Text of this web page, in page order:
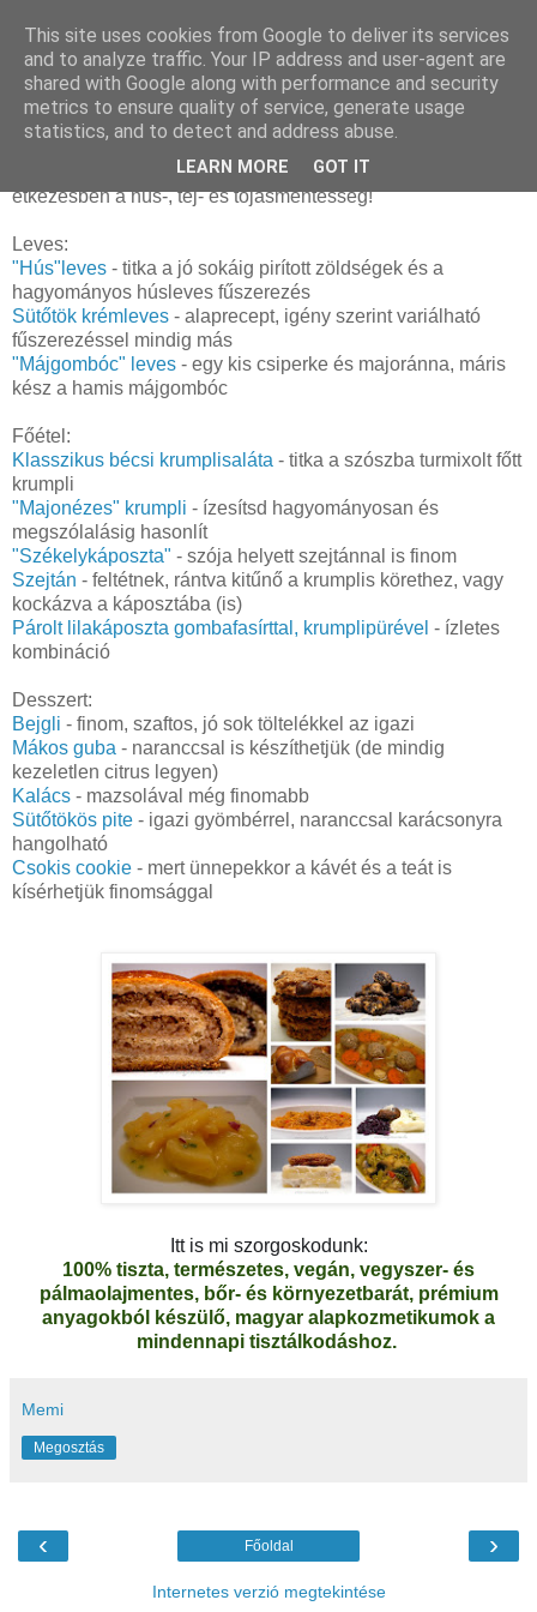
kedd, december 11, 2018
Karácsonyi menü - vegán
Akkor is érdemes kipróbálni néhány fogást, ha nem cél az
étkezésben a hús-, tej- és tojásmentesség!
Leves:
"Hús"leves - titka a jó sokáig pirított zöldségek és a
hagyományos húsleves fűszerezés
Sütőtök krémleves - alaprecept, igény szerint variálható
fűszerezéssel mindig más
"Májgombóc" leves - egy kis csiperke és majoránna, máris
kész a hamis májgombóc
Főétel:
Klasszikus bécsi krumplisaláta - titka a szószba turmixolt főtt
krumpli
"Majonézes" krumpli - ízesítsd hagyományosan és
megszólalásig hasonlít
"Székelykáposzta" - szója helyett szejtánnal is finom
Szejtán - feltétnek, rántva kitűnő a krumplis körethez, vagy
kockázva a káposztába (is)
Párolt lilakáposzta gombafasírttal, krumplipürével - ízletes
kombináció
Desszert:
Bejgli - finom, szaftos, jó sok töltelékkel az igazi
Mákos guba - naranccsal is készíthetjük (de mindig
kezeletlen citrus legyen)
Kalács - mazsolával még finomabb
Sütőtökös pite - igazi gyömbérrel, naranccsal karácsonyra
hangolható
Csokis cookie - mert ünnepekkor a kávét és a teát is
kísérhetjük finomsággal
Itt is mi szorgoskodunk:
100% tiszta, természetes, vegán, vegyszer- és
pálmaolajmentes, bőr- és környezetbarát, prémium
anyagokból készülő, magyar alapkozmetikumok a
mindennapi tisztálkodáshoz.
Memi
Megosztás
‹ ›
Főoldal
Internetes verzió megtekintése
This site uses cookies from Google to deliver its services
and to analyze traffic. Your IP address and user-agent are
shared with Google along with performance and security
metrics to ensure quality of service, generate usage
statistics, and to detect and address abuse.
LEARN MORE GOT IT